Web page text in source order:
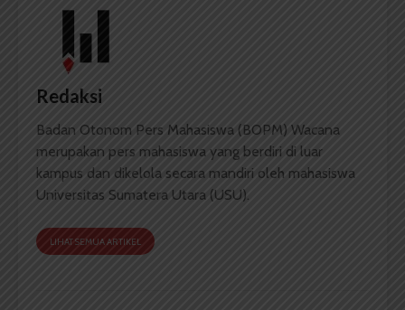
Redaksi
Badan Otonom Pers Mahasiswa (BOPM) Wacana
merupakan pers mahasiswa yang berdiri di luar
kampus dan dikelola secara mandiri oleh mahasiswa
Universitas Sumatera Utara (USU).
LIHAT SEMUA ARTIKEL